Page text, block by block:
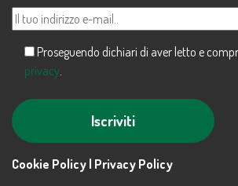
Proseguendo dichiari di aver letto e
privacy
Alternative:
Cookie Policy | Privacy Policy